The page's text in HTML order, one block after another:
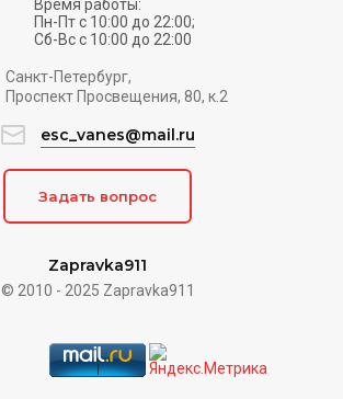
Zapravka911
© 2010 - 2025 Zapravka911
Время работы:
Пн-Пт с 10:00 до 22:00;
Сб-Вс с 10:00 до 22:00
Санкт-Петербург,
Проспект Просвещения, 80, к.2
esc_vanes@mail.ru
Задать вопрос